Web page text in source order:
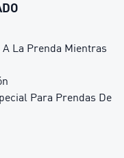
La Prenda Mientras
Para Prendas De